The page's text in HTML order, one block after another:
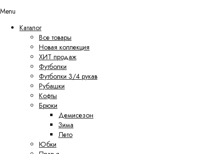
Menu
Каталог
Все товары
Новая коллекция
ХИТ продаж
Футболки
Футболки 3/4 рукав
Рубашки
Кофты
Брюки
Демисезон
Зима
Лето
Юбки